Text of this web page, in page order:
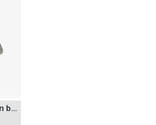
Film nội thất Toda 925-01 vân betong màu xám